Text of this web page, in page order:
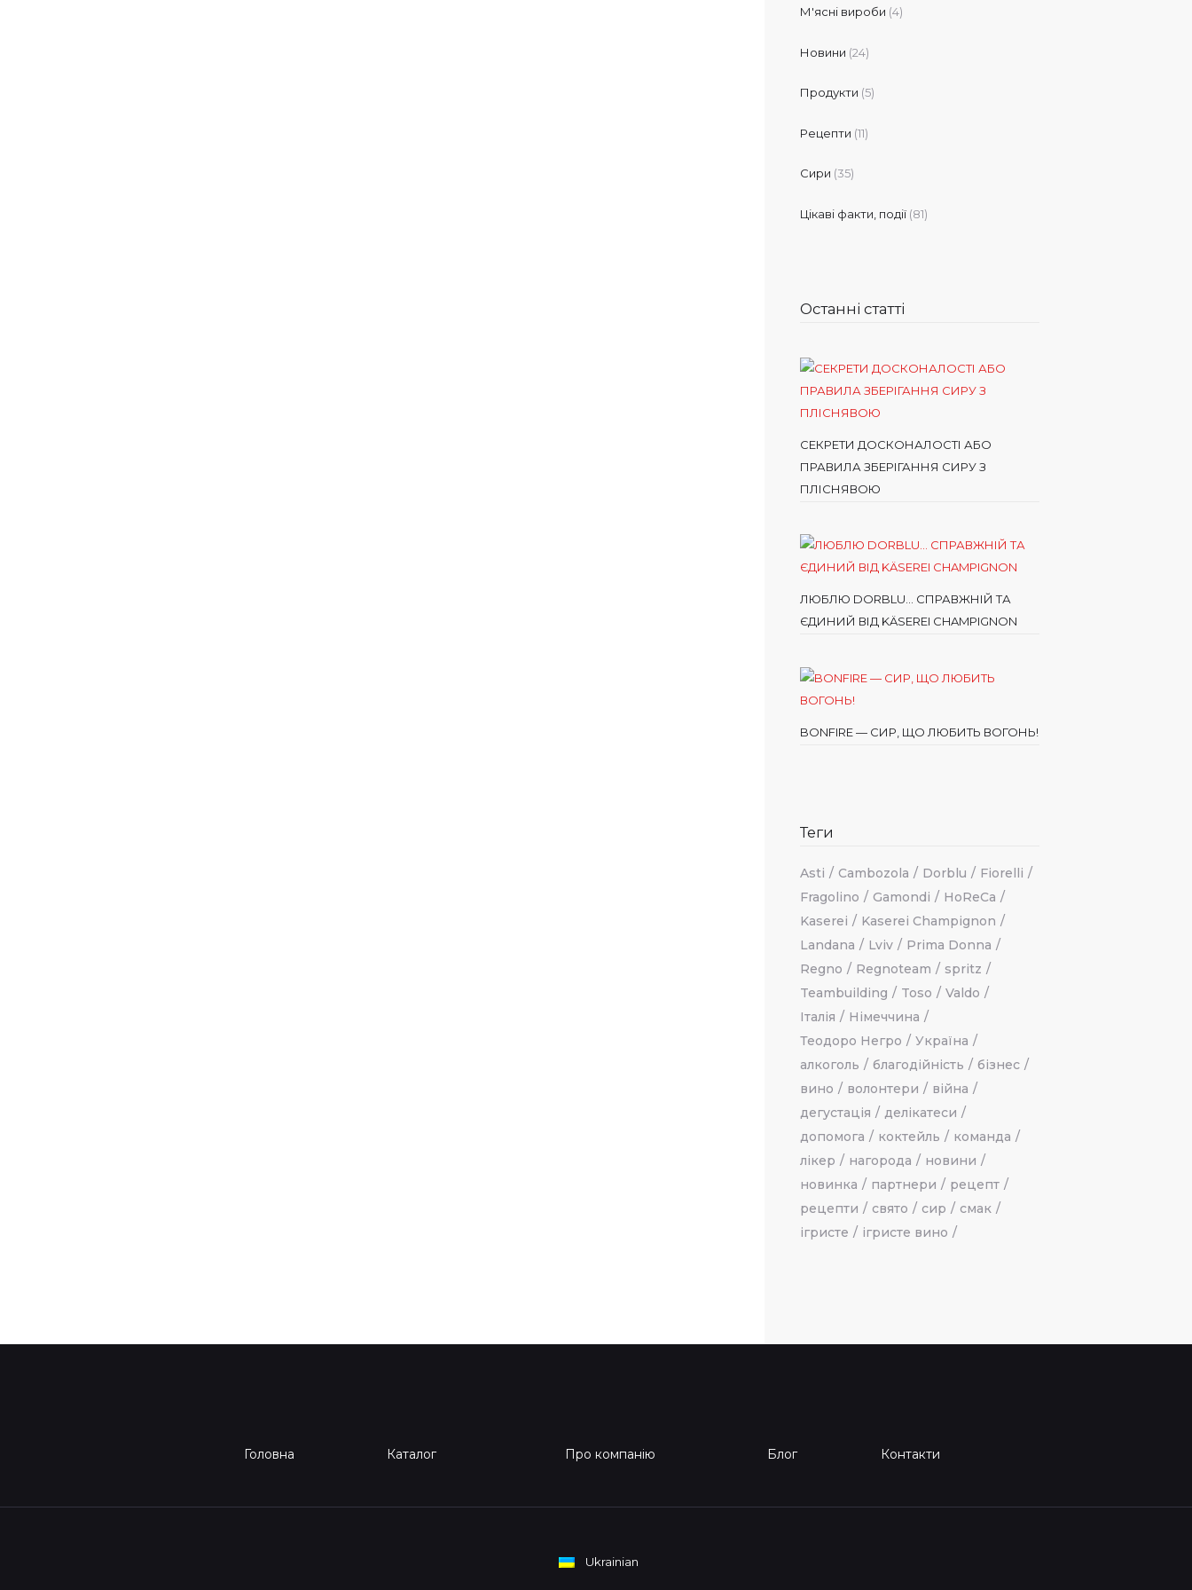
М'ясні вироби (4)
Новини (24)
Продукти (5)
Рецепти (11)
Сири (35)
Цікаві факти, події (81)
Останні статті
СЕКРЕТИ ДОСКОНАЛОСТІ АБО
ПРАВИЛА ЗБЕРІГАННЯ СИРУ З
ПЛІСНЯВОЮ
ЛЮБЛЮ DORBLU… СПРАВЖНІЙ ТА
ЄДИНИЙ ВІД KÄSEREI CHAMPIGNON
BONFIRE — СИР, ЩО ЛЮБИТЬ ВОГОНЬ!
Теги
Asti Cambozola Dorblu
Fiorelli
Fragolino
Gamondi
HoReCa
Kaserei
Kaserei Champignon
Landana
Lviv
Prima Donna
Regno
Regnoteam
spritz
Teambuilding
Toso
Valdo
Італія
Німеччина
Теодоро Негро
Україна
алкоголь
благодійність
бізнес
вино
волонтери
війна
дегустація
делікатеси
допомога
коктейль
команда
лікер
нагорода
новини
новинка
партнери
рецепт
рецепти
свято сир
смак
ігристе
ігристе вино
Головна Каталог Про компанію Блог Контакти
Ukrainian